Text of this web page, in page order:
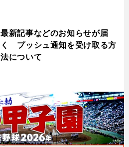
最新記事などのお知らせが届
く プッシュ通知を受け取る方
法について